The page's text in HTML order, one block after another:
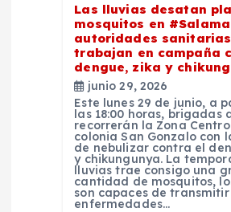
Las lluvias desatan
mosquitos en
autoridades sanitarias
trabajan en campaña
dengue, zika y
junio 29, 2026
Este lunes 29 de junio, a
las 18:00 horas, brigadas
recorrerán la Zona
colonia San Gonzalo con
de nebulizar contra el
y chikungunya. La
lluvias trae consigo una
cantidad de mosquitos,
son capaces de transmitir
enfermedades…